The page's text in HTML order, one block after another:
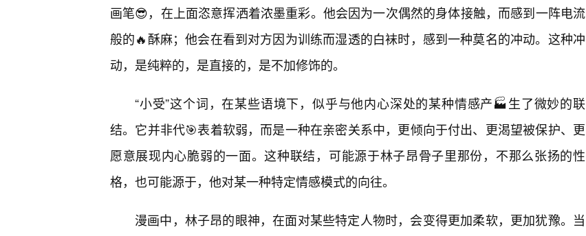
画笔😎，在上面恣意挥洒着浓墨重彩。他会因为一次偶然的身体接触，而感到一阵电流
般的🔥酥麻；他会在看到对方因为训练而湿透的白袜时，感到一种莫名的冲动。这种冲
动，是纯粹的，是直接的，是不加修饰的。
“小受”这个词，在某些语境下，似乎与他内心深处的某种情感产🏭生了微妙的联
结。它并非代🎯表着软弱，而是一种在亲密关系中，更倾向于付出、更渴望被保护、更
愿意展现内心脆弱的一面。这种联结，可能源于林子昂骨子里那份，不那么张扬的性
格，也可能源于，他对某一种特定情感模式的向往。
漫画中，林子昂的眼神，在面对某些特定人物时，会变得更加柔软，更加犹豫。当